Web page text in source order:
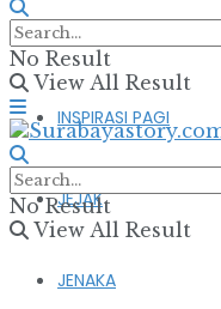
FIKSI & PUISI
INSPIRASI PAGI
JEJAK
JENAKA
No Result
View All Result
No Result
View All Result